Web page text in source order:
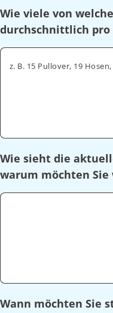
Wie viele von
durchschnittlich pro
z. B. 15 Pullover, 19
Wie sieht die
warum möchten Sie
Wann möchten Sie